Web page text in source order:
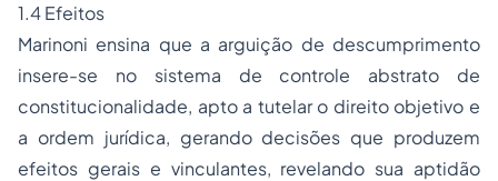
1.4 Efeitos
Marinoni ensina que a arguição de descumprimento
insere-se no sistema de controle abstrato de
constitucionalidade, apto a tutelar o direito objetivo e
a ordem jurídica, gerando decisões que produzem
efeitos gerais e vinculantes, revelando sua aptidão